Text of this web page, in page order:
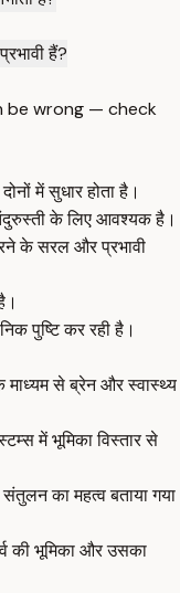
हैं?
be wrong — check
में सुधार होता है।
के लिए आवश्यक है।
के सरल और प्रभावी
पुष्टि कर रही है।
माध्यम से ब्रेन और स्वास्थ्य
में भूमिका विस्तार से
का महत्व बताया गया
की भूमिका और उसका